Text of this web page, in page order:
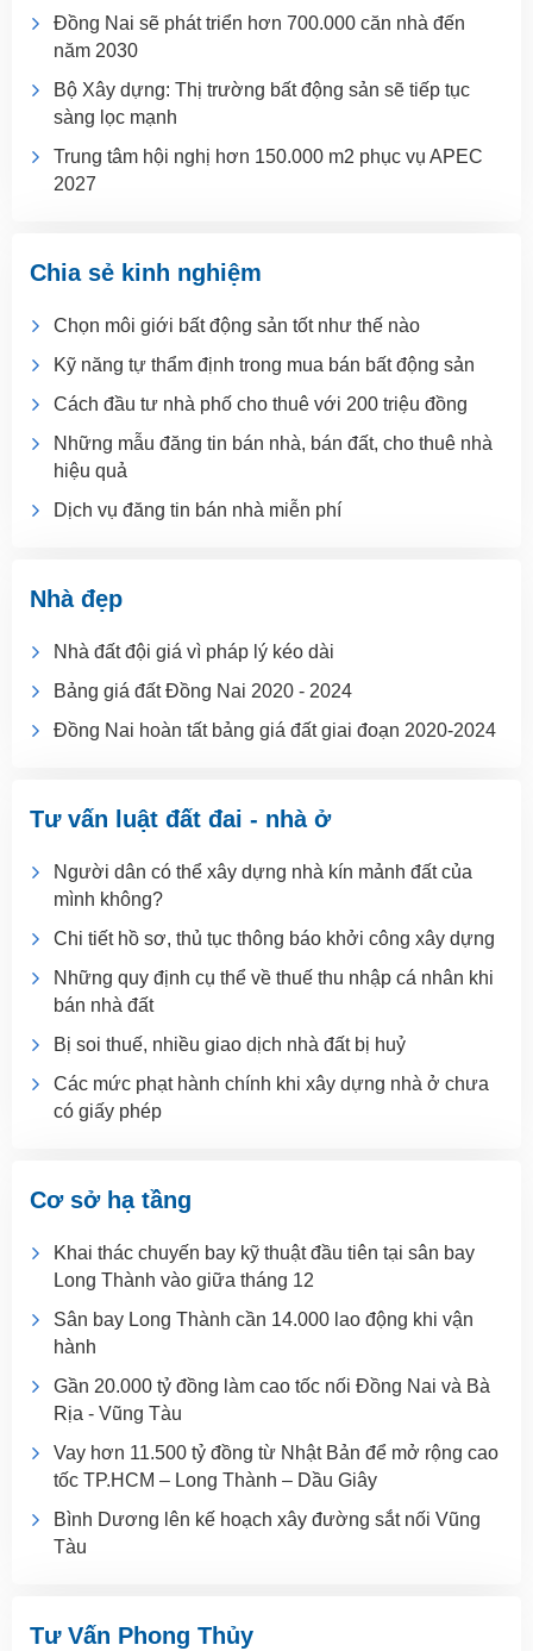
Đồng Nai sẽ phát triển hơn 700.000 căn nhà đến
năm 2030
Bộ Xây dựng: Thị trường bất động sản sẽ tiếp tục
sàng lọc mạnh
Trung tâm hội nghị hơn 150.000 m2 phục vụ APEC
2027
Chia sẻ kinh nghiệm
Chọn môi giới bất động sản tốt như thế nào
Kỹ năng tự thẩm định trong mua bán bất động sản
Cách đầu tư nhà phố cho thuê với 200 triệu đồng
Những mẫu đăng tin bán nhà, bán đất, cho thuê nhà
hiệu quả
Dịch vụ đăng tin bán nhà miễn phí
Nhà đẹp
Nhà đất đội giá vì pháp lý kéo dài
Bảng giá đất Đồng Nai 2020 - 2024
Đồng Nai hoàn tất bảng giá đất giai đoạn 2020-2024
Tư vấn luật đất đai - nhà ở
Người dân có thể xây dựng nhà kín mảnh đất của
mình không?
Chi tiết hồ sơ, thủ tục thông báo khởi công xây dựng
Những quy định cụ thể về thuế thu nhập cá nhân khi
bán nhà đất
Bị soi thuế, nhiều giao dịch nhà đất bị huỷ
Các mức phạt hành chính khi xây dựng nhà ở chưa
có giấy phép
Cơ sở hạ tầng
Khai thác chuyến bay kỹ thuật đầu tiên tại sân bay
Long Thành vào giữa tháng 12
Sân bay Long Thành cần 14.000 lao động khi vận
hành
Gần 20.000 tỷ đồng làm cao tốc nối Đồng Nai và Bà
Rịa - Vũng Tàu
Vay hơn 11.500 tỷ đồng từ Nhật Bản để mở rộng cao
tốc TP.HCM – Long Thành – Dầu Giây
Bình Dương lên kế hoạch xây đường sắt nối Vũng
Tàu
Tư Vấn Phong Thủy